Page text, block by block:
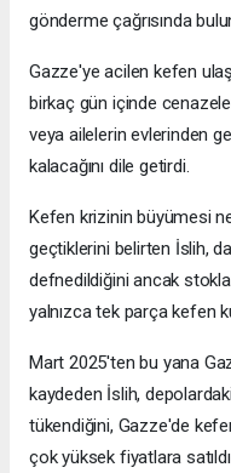
gönderme çağrısında
Gazze'ye acilen kefen
birkaç gün içinde
veya ailelerin evlerinden
kalacağını dile getirdi.
Kefen krizinin büyümesi
geçtiklerini belirten İslih,
defnedildiğini ancak
yalnızca tek parça kefen
Mart 2025'ten bu yana
kaydeden İslih,
tükendiğini, Gazze'de
çok yüksek fiyatlara